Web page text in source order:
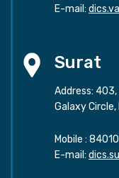
E-mail:
Surat
Address: 403,
Galaxy
Mobile :
E-mail: